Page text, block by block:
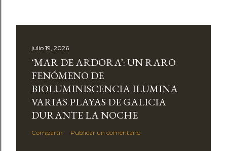
julio 19, 2026
‘MAR DE ARDORA’: UN RARO
FENÓMENO DE
BIOLUMINISCENCIA ILUMINA
VARIAS PLAYAS DE GALICIA
DURANTE LA NOCHE
Compartir Publicar un comentario